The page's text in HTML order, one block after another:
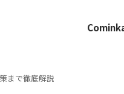
まで徹底解説